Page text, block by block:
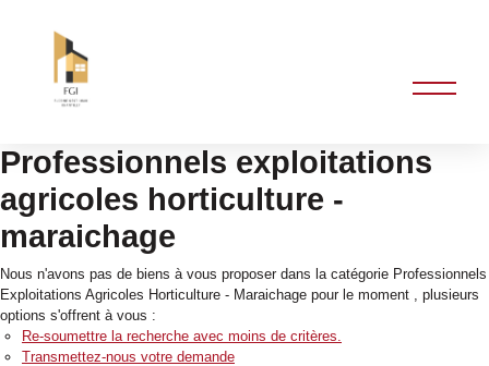
Professionnels exploitations
agricoles horticulture -
maraichage
Nous n'avons pas de biens à vous proposer dans la catégorie Professionnels
Exploitations Agricoles Horticulture - Maraichage pour le moment , plusieurs
options s'offrent à vous :
Re-soumettre la recherche avec moins de critères.
Transmettez-nous votre demande